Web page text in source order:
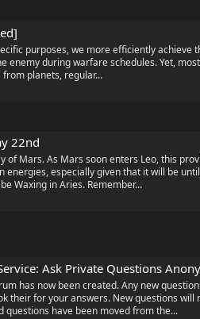
purposes, we more efficiently achieve
enemy during warfare schedules. Yet,
planets, regular...
22nd
of Mars. As Mars soon enters Leo, this
energies, especially given that it will be
Waxing in Aries. Remember...
Ask Private Questions
has now been created. Any new
their for your answers. New questions
have been moved from the...